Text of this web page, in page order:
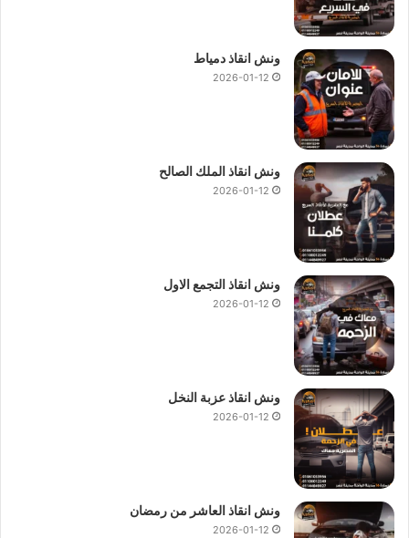
ونش انقاذ دمياط
2026-01-12
ونش انقاذ الملك الصالح
2026-01-12
ونش انقاذ التجمع الاول
2026-01-12
ونش انقاذ عزبة النخل
2026-01-12
ونش انقاذ العاشر من رمضان
2026-01-12